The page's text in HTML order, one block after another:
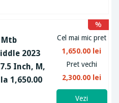
2023
Inch, M,
1,650.00
Cel mai mic pret
1,650.00 lei
Pret vechi
2,300.00 lei
%
Vezi